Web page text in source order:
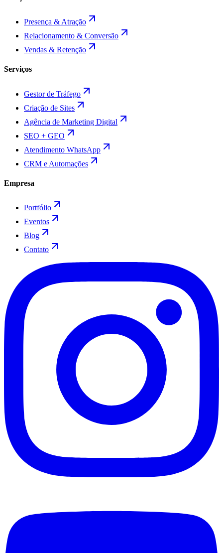
Presença & Atração
Relacionamento & Conversão
Vendas & Retenção
Serviços
Gestor de Tráfego
Criação de Sites
Agência de Marketing Digital
SEO + GEO
Atendimento WhatsApp
CRM e Automações
Empresa
Portfólio
Eventos
Blog
Contato